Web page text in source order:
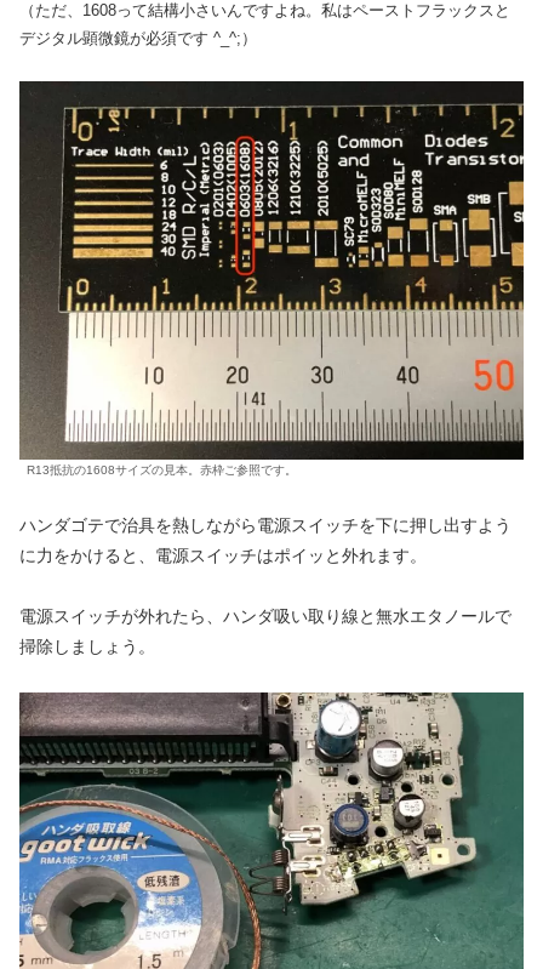
（ただ、1608って結構小さいんですよね。私はペーストフラックスと
デジタル顕微鏡が必須です ^_^;）
R13抵抗の1608サイズの見本。赤枠ご参照です。
ハンダゴテで治具を熱しながら電源スイッチを下に押し出すよう
に力をかけると、電源スイッチはポイッと外れます。
電源スイッチが外れたら、ハンダ吸い取り線と無水エタノールで
掃除しましょう。